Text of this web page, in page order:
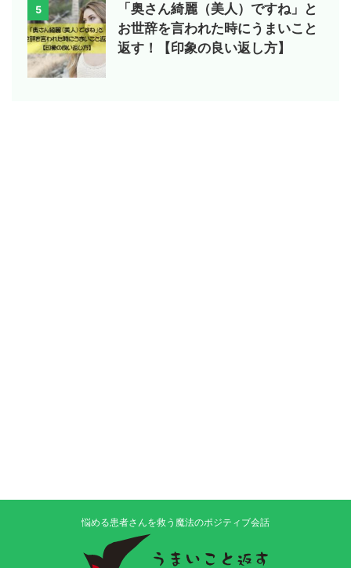
5
「奥さん綺麗（美人）ですね」と
お世辞を言われた時にうまいこと
返す！【印象の良い返し方】
悩める患者さんを救う魔法のポジティブ会話